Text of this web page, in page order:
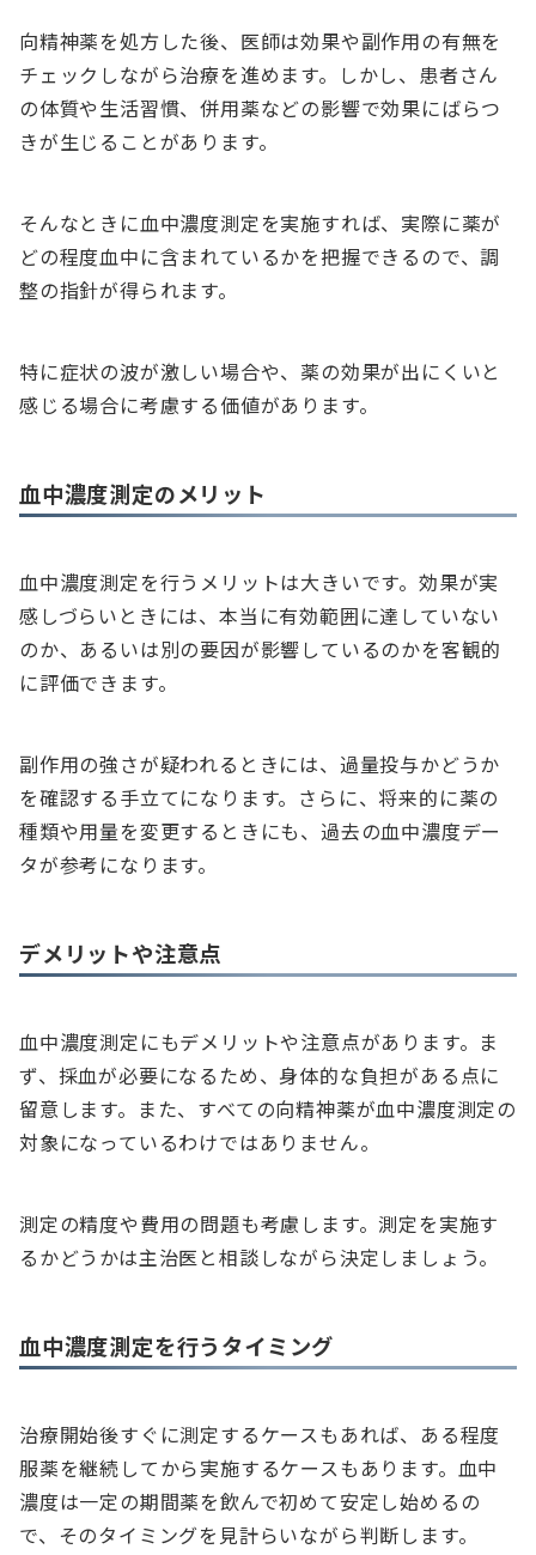
向精神薬を処方した後、医師は効果や副作用の有無を
チェックしながら治療を進めます。しかし、患者さん
の体質や生活習慣、併用薬などの影響で効果にばらつ
きが生じることがあります。
そんなときに血中濃度測定を実施すれば、実際に薬が
どの程度血中に含まれているかを把握できるので、調
整の指針が得られます。
特に症状の波が激しい場合や、薬の効果が出にくいと
感じる場合に考慮する価値があります。
血中濃度測定のメリット
血中濃度測定を行うメリットは大きいです。効果が実
感しづらいときには、本当に有効範囲に達していない
のか、あるいは別の要因が影響しているのかを客観的
に評価できます。
副作用の強さが疑われるときには、過量投与かどうか
を確認する手立てになります。さらに、将来的に薬の
種類や用量を変更するときにも、過去の血中濃度デー
タが参考になります。
デメリットや注意点
血中濃度測定にもデメリットや注意点があります。ま
ず、採血が必要になるため、身体的な負担がある点に
留意します。また、すべての向精神薬が血中濃度測定の
対象になっているわけではありません。
測定の精度や費用の問題も考慮します。測定を実施す
るかどうかは主治医と相談しながら決定しましょう。
血中濃度測定を行うタイミング
治療開始後すぐに測定するケースもあれば、ある程度
服薬を継続してから実施するケースもあります。血中
濃度は一定の期間薬を飲んで初めて安定し始めるの
で、そのタイミングを見計らいながら判断します。